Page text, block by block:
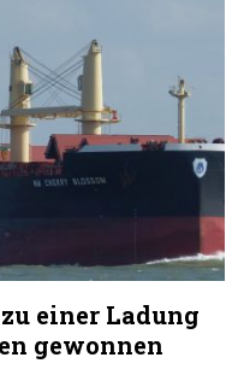
einer Ladung
gewonnen